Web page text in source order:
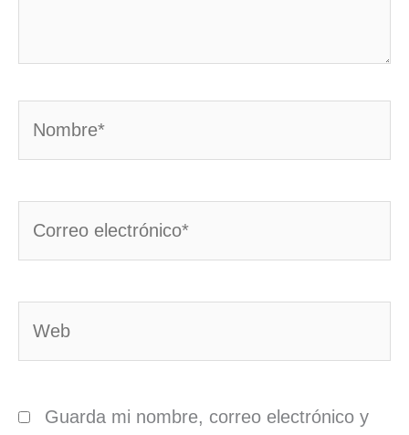
Guarda mi nombre, correo electrónico y